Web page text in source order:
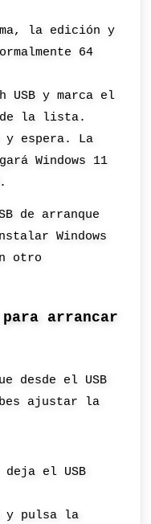
la edición y
64
USB y marca el
de la lista.
y espera. La
Windows 11
de arranque
Windows
otro
para arrancar
desde el USB
ajustar la
deja el USB
y pulsa la